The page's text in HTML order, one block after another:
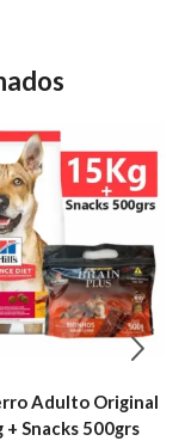
Adulto Original
+ Snacks 500grs